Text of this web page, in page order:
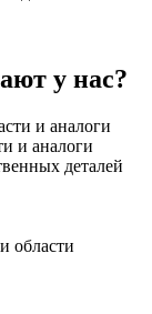
у нас?
и аналоги
деталей
области